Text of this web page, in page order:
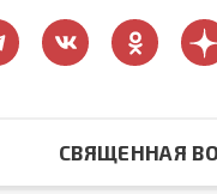
СВЯЩЕННАЯ